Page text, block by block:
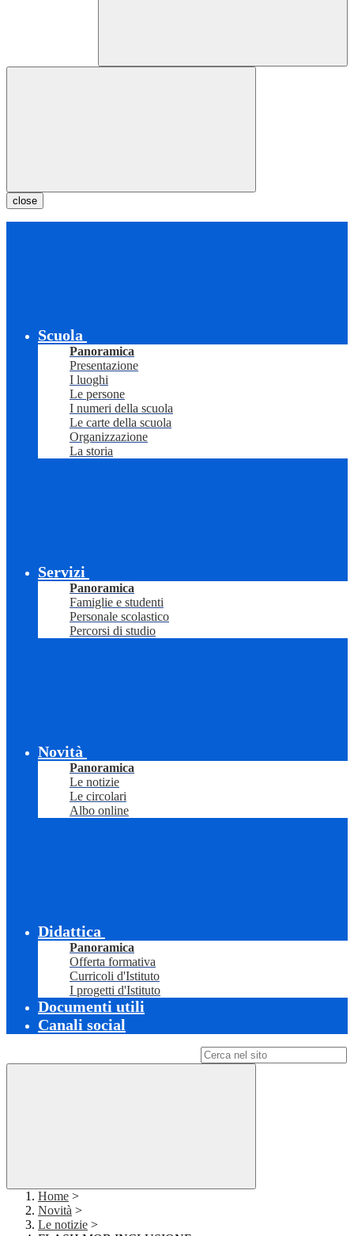
close
Scuola
Panoramica
Presentazione
I luoghi
Le persone
I numeri della scuola
Le carte della scuola
Organizzazione
La storia
Servizi
Panoramica
Famiglie e studenti
Personale scolastico
Percorsi di studio
Novità
Panoramica
Le notizie
Le circolari
Albo online
Didattica
Panoramica
Offerta formativa
Curricoli d'Istituto
I progetti d'Istituto
Documenti utili
Canali social
Home >
Novità >
Le notizie >